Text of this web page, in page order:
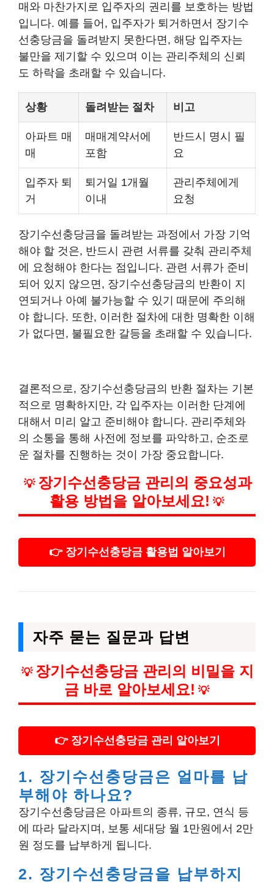
매와 마찬가지로 입주자의 권리를 보호하는 방법
입니다. 예를 들어, 입주자가 퇴거하면서 장기수
선충당금을 돌려받지 못한다면, 해당 입주자는
불만을 제기할 수 있으며 이는 관리주체의 신뢰
도 하락을 초래할 수 있습니다.
상황 돌려받는 절차 비고
아파트 매
매
매매계약서에
포함
반드시 명시 필
요
입주자 퇴
거
퇴거일 1개월
이내
관리주체에게
요청
장기수선충당금을 돌려받는 과정에서 가장 기억
해야 할 것은, 반드시 관련 서류를 갖춰 관리주체
에 요청해야 한다는 점입니다. 관련 서류가 준비
되어 있지 않으면, 장기수선충당금의 반환이 지
연되거나 아예 불가능할 수 있기 때문에 주의해
야 합니다. 또한, 이러한 절차에 대한 명확한 이해
가 없다면, 불필요한 갈등을 초래할 수 있습니다.
결론적으로, 장기수선충당금의 반환 절차는 기본
적으로 명확하지만, 각 입주자는 이러한 단계에
대해서 미리 알고 준비해야 합니다. 관리주체와
의 소통을 통해 사전에 정보를 파악하고, 순조로
운 절차를 진행하는 것이 가장 중요합니다.
💡 장기수선충당금 관리의 중요성과
활용 방법을 알아보세요! 💡
👉 장기수선충당금 활용법 알아보기
자주 묻는 질문과 답변
💡 장기수선충당금 관리의 비밀을 지
금 바로 알아보세요! 💡
👉 장기수선충당금 관리 알아보기
1. 장기수선충당금은 얼마를 납
부해야 하나요?
장기수선충당금은 아파트의 종류, 규모, 연식 등
에 따라 달라지며, 보통 세대당 월 1만원에서 2만
원 정도를 납부하게 됩니다.
2. 장기수선충당금을 납부하지